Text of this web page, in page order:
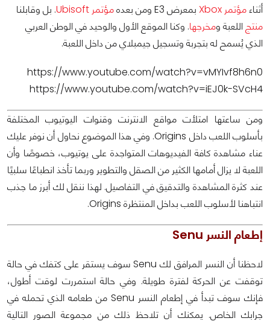
أثناءمؤتمر Xbox بمعرض E3 ومن بعده مؤتمر Ubisoft
. بل وقابلنا
منتجاللعبة ومخرجها. وكنا الموقع الأول والوحيد في الوطن العربي
الذي يُسمح له بتجربة وتسجيل جيمبلاي من داخل اللعبة.
https://www.youtube.com/watch?v=vMYIvf8h6n0
https://www.youtube.com/watch?v=iEJ0k-SVcH4
ومن ساعتها امتلأت مواقع الانترنت وقنوات اليوتيوب المختلفة
بأسلوب اللعب داخل Origins. وفي هذا الموضوع نحاول أن نوفر عليك
عناء مشاهدة كافة الفيديوهات المتواجدة على يوتيوب، خصوصًا وأن
اللعبة لا يزال أمامها الكثير من الصقل والتطوير وربما تأخذ انطباعًا سلبيًا
عند كثرة المشاهدة والتدقيق في التفاصيل. لهذا ننقل لك أبرز ما جذب
انتباهنا لأسلوب اللعب بداخل المنتظرة Origins.
إطعام النسر Senu
لاحظنا أن النسر المرافق لك Senu سوف يستقر على كتفك في حالة
توقفت عن الحركة لفترة طويلة. وفي حالة استمررت لوقت أطول،
فإنك سوف تبدأ في إطعام النسر Senu من طعامه الذي تحمله في
جرابك الخاص. يمكنك أن تلاحظ ذلك من مجموعة الصور التالية